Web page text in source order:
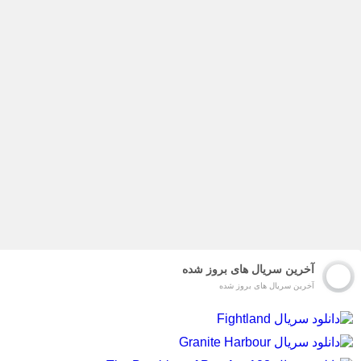
آخرین سریال های بروز شده
آخرین سریال های بروز شده